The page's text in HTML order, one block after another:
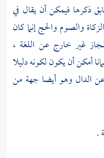
ذكرها فيمكن أن يقال في
والصوم والحج إنما كان
غير خارج عن اللغة ،
أمكن أن يكون لكونه دليلا
عن الدال وهو أيضا جهة من
.